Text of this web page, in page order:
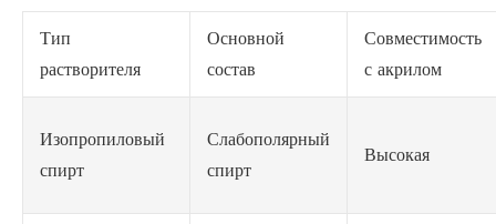
Тип
растворителя
Основной
состав
Совместимость
с акрилом
Изопропиловый
спирт
Слабополярный
спирт
Высокая